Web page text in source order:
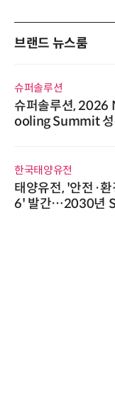
브랜드 뉴스룸
슈퍼솔루션
슈퍼솔루션, 2026
ooling Summit 성
한국태양유전
태양유전, '안전·
6' 발간…2030년